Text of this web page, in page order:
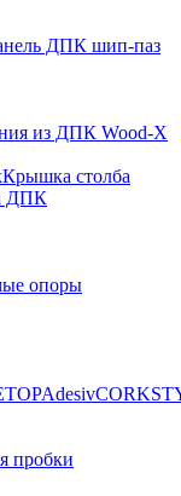
ДПК шип-паз
из ДПК Wood-X
Крышка столба
ДПК
опоры
Adesiv
пробки